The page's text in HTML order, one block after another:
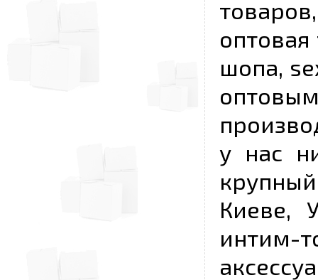
шопа,
у нас
Киеве,